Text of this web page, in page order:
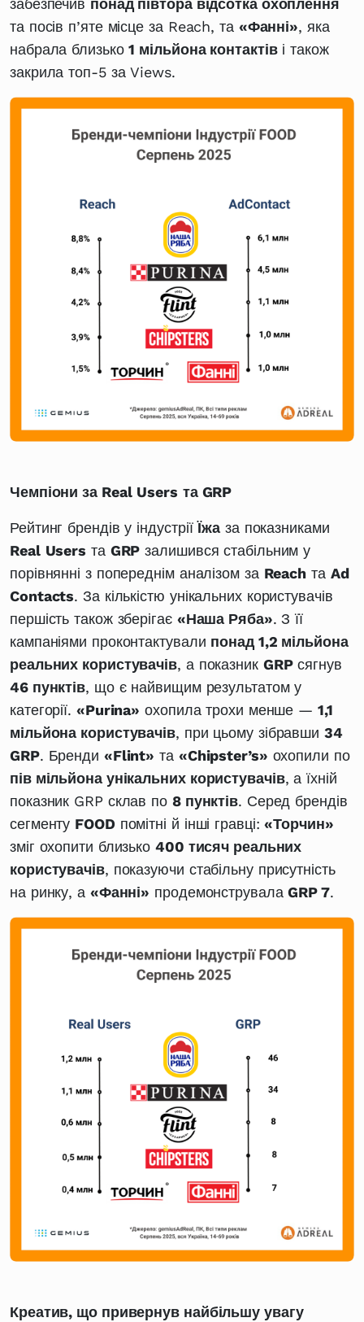
забезпечив понад півтора відсотка охоплення
та посів п’яте місце за Reach, та «Фанні», яка
набрала близько1 мільйона контактіві також
закрила топ-5 за Views.
Чемпіони за Real Users та GRP
Рейтинг брендів у індустріїЇжа за показниками
Real Users та GRP залишився стабільним у
порівнянні з попереднім аналізом за Reach та Ad
Contacts. За кількістю унікальних користувачів
першість також зберігає «Наша Ряба». З її
кампаніями проконтактували понад 1,2 мільйона
реальних користувачів, а показник GRPсягнув
46 пунктів, що є найвищим результатом у
категорії. «Purina» охопила трохи менше — 1,1
мільйона користувачів, при цьому зібравши 34
GRP. Бренди «Flint» та «Chipster’s» охопили по
пів мільйона унікальних користувачів, а їхній
показник GRP склав по 8 пунктів. Серед брендів
сегменту FOOD помітні й інші гравці:«Торчин»
зміг охопити близько 400 тисяч реальних
користувачів, показуючи стабільну присутність
на ринку, а «Фанні» продемонструвалаGRP 7.
Креатив, що привернув найбільшу увагу